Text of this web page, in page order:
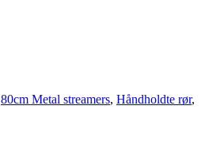
80cm Metal streamers, Håndholdte rør,